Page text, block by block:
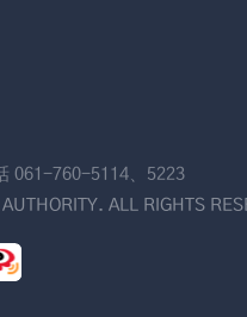
061-760-5114、5223
ALL RIGHTS